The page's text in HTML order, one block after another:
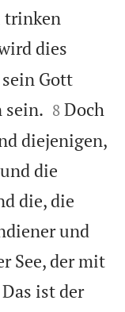
trinken
dies
Gott
sein. 

8 Doch
diejenigen,
die
die, die
und
See, der mit
ist der